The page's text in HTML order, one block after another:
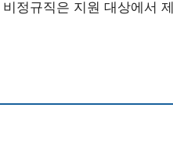
정규직은 지원 대상에서 제